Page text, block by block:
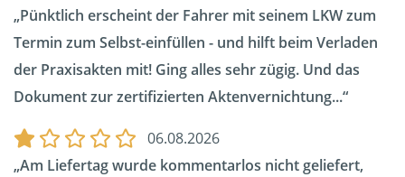
Pünktlich erscheint der Fahrer mit seinem LKW zum
Termin zum Selbst-einfüllen - und hilft beim Verladen
der Praxisakten mit! Ging alles sehr zügig. Und das
Dokument zur zertifizierten Aktenvernichtung...
06.08.2026
Am Liefertag wurde kommentarlos nicht geliefert,